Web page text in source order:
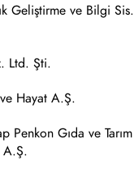
Geliştirme ve Bilgi Sis.
Ltd. Şti.
Hayat A.Ş.
Penkon Gıda ve Tarım
A.Ş.